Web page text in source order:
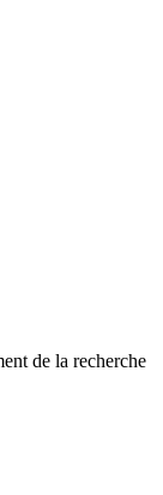
de la recherche